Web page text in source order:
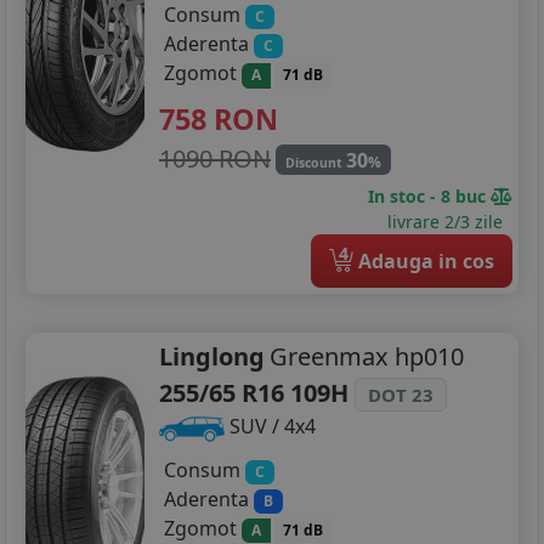
Consum
C
Aderenta C
Zgomot A 71 dB
758 RON
1090 RON Discount 30%
In stoc - 8 buc
livrare 2/3 zile
4 Adauga in cos
Linglong Greenmax hp010
255/65 R16 109H
DOT 23
SUV / 4x4
Consum
C
Aderenta B
Zgomot A 71 dB